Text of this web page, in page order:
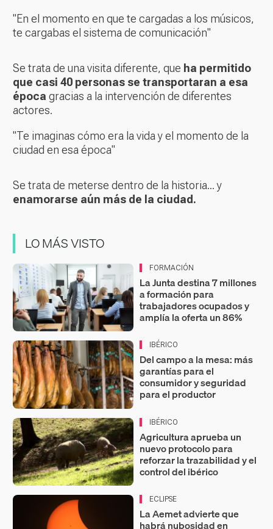
"En el momento en que te cargadas a los músicos,
te cargabas el sistema de comunicación"
Se trata de una visita diferente, que ha permitido
que casi 40 personas se transportaran a esa
época gracias a la intervención de diferentes
actores.
"Te imaginas cómo era la vida y el momento de la
ciudad en esa época"
Se trata de meterse dentro de la historia... y
enamorarse aún más de la ciudad.
LO MÁS VISTO
FORMACIÓN
La Junta destina 7 millones
a formación para
trabajadores ocupados y
amplía la oferta un 86%
IBÉRICO
Del campo a la mesa: más
garantías para el
consumidor y seguridad
para el productor
IBÉRICO
Agricultura aprueba un
nuevo protocolo para
reforzar la trazabilidad y el
control del ibérico
ECLIPSE
La Aemet advierte que
habrá nubosidad en